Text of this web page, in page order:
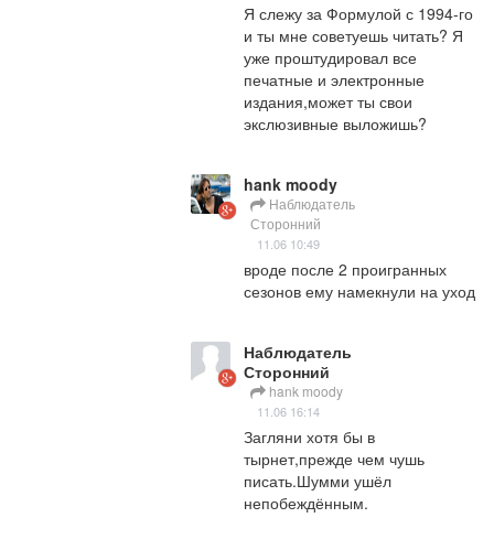
Я слежу за Формулой с 1994-го
и ты мне советуешь читать? Я
уже проштудировал все
печатные и электронные
издания,может ты свои
экслюзивные выложишь?
hank moody
Наблюдатель
Сторонний
11.06 10:49
вроде после 2 проигранных
сезонов ему намекнули на уход
Наблюдатель
Сторонний
hank moody
11.06 16:14
Загляни хотя бы в
тырнет,прежде чем чушь
писать.Шумми ушёл
непобеждённым.